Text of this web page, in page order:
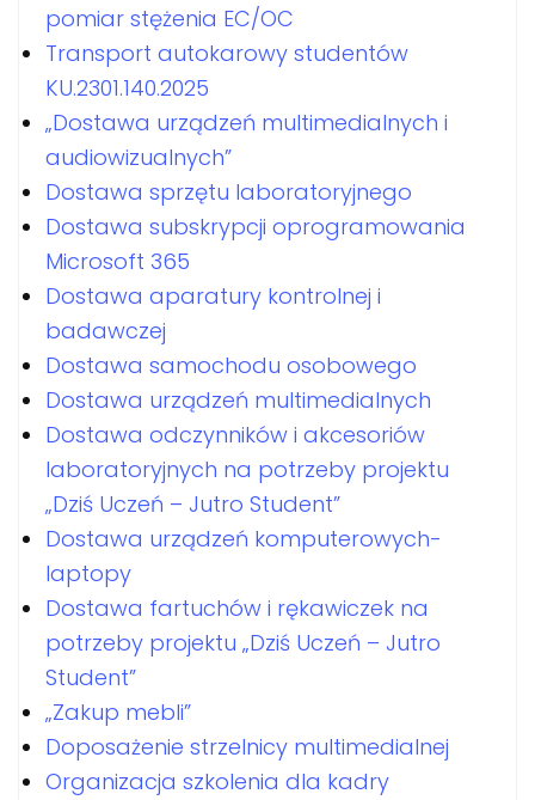
pomiar stężenia EC/OC
Transport autokarowy studentów
KU.2301.140.2025
„Dostawa urządzeń multimedialnych i
audiowizualnych”
Dostawa sprzętu laboratoryjnego
Dostawa subskrypcji oprogramowania
Microsoft 365
Dostawa aparatury kontrolnej i
badawczej
Dostawa samochodu osobowego
Dostawa urządzeń multimedialnych
Dostawa odczynników i akcesoriów
laboratoryjnych na potrzeby projektu
„Dziś Uczeń – Jutro Student”
Dostawa urządzeń komputerowych-
laptopy
Dostawa fartuchów i rękawiczek na
potrzeby projektu „Dziś Uczeń – Jutro
Student”
„Zakup mebli”
Doposażenie strzelnicy multimedialnej
Organizacja szkolenia dla kadry